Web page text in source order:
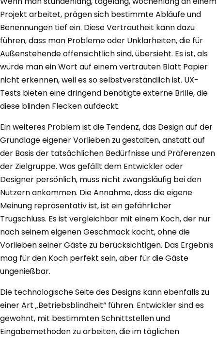
Projekt arbeitet, prägen sich bestimmte Abläufe und
Benennungen tief ein. Diese Vertrautheit kann dazu
führen, dass man Probleme oder Unklarheiten, die für
Außenstehende offensichtlich sind, übersieht. Es ist, als
würde man ein Wort auf einem vertrauten Blatt Papier
nicht erkennen, weil es so selbstverständlich ist. UX-
Tests bieten eine dringend benötigte externe Brille, die
diese blinden Flecken aufdeckt.
Ein weiteres Problem ist die Tendenz, das Design auf der
Grundlage eigener Vorlieben zu gestalten, anstatt auf
der Basis der tatsächlichen Bedürfnisse und Präferenzen
der Zielgruppe. Was gefällt dem Entwickler oder
Designer persönlich, muss nicht zwangsläufig bei den
Nutzern ankommen. Die Annahme, dass die eigene
Meinung repräsentativ ist, ist ein gefährlicher
Trugschluss. Es ist vergleichbar mit einem Koch, der nur
nach seinem eigenen Geschmack kocht, ohne die
Vorlieben seiner Gäste zu berücksichtigen. Das Ergebnis
mag für den Koch perfekt sein, aber für die Gäste
ungenießbar.
Die technologische Seite des Designs kann ebenfalls zu
einer Art „Betriebsblindheit“ führen. Entwickler sind es
gewohnt, mit bestimmten Schnittstellen und
Eingabemethoden zu arbeiten, die im täglichen